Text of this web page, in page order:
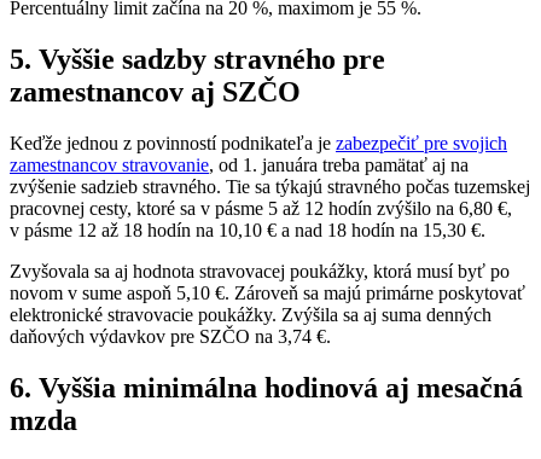
Percentuálny limit začína na 20 %, maximom je 55 %.
5. Vyššie sadzby stravného pre
zamestnancov aj SZČO
Keďže jednou z povinností podnikateľa je zabezpečiť pre svojich
zamestnancov stravovanie, od 1. januára treba pamätať aj na
zvýšenie sadzieb stravného. Tie sa týkajú stravného počas tuzemskej
pracovnej cesty, ktoré sa v pásme 5 až 12 hodín zvýšilo na 6,80 €,
v pásme 12 až 18 hodín na 10,10 € a nad 18 hodín na 15,30 €.
Zvyšovala sa aj hodnota stravovacej poukážky, ktorá musí byť po
novom v sume aspoň 5,10 €. Zároveň sa majú primárne poskytovať
elektronické stravovacie poukážky. Zvýšila sa aj suma denných
daňových výdavkov pre SZČO na 3,74 €.
6. Vyššia minimálna hodinová aj mesačná
mzda